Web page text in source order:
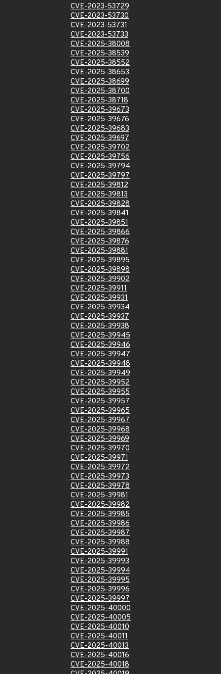
CVE-2023-53729
CVE-2023-53730
CVE-2023-53731
CVE-2023-53733
CVE-2025-38008
CVE-2025-38539
CVE-2025-38552
CVE-2025-38653
CVE-2025-38699
CVE-2025-38700
CVE-2025-38718
CVE-2025-39673
CVE-2025-39676
CVE-2025-39683
CVE-2025-39697
CVE-2025-39702
CVE-2025-39756
CVE-2025-39794
CVE-2025-39797
CVE-2025-39812
CVE-2025-39813
CVE-2025-39828
CVE-2025-39841
CVE-2025-39851
CVE-2025-39866
CVE-2025-39876
CVE-2025-39881
CVE-2025-39895
CVE-2025-39898
CVE-2025-39902
CVE-2025-39911
CVE-2025-39931
CVE-2025-39934
CVE-2025-39937
CVE-2025-39938
CVE-2025-39945
CVE-2025-39946
CVE-2025-39947
CVE-2025-39948
CVE-2025-39949
CVE-2025-39952
CVE-2025-39955
CVE-2025-39957
CVE-2025-39965
CVE-2025-39967
CVE-2025-39968
CVE-2025-39969
CVE-2025-39970
CVE-2025-39971
CVE-2025-39972
CVE-2025-39973
CVE-2025-39978
CVE-2025-39981
CVE-2025-39982
CVE-2025-39985
CVE-2025-39986
CVE-2025-39987
CVE-2025-39988
CVE-2025-39991
CVE-2025-39993
CVE-2025-39994
CVE-2025-39995
CVE-2025-39996
CVE-2025-39997
CVE-2025-40000
CVE-2025-40005
CVE-2025-40010
CVE-2025-40011
CVE-2025-40013
CVE-2025-40016
CVE-2025-40018